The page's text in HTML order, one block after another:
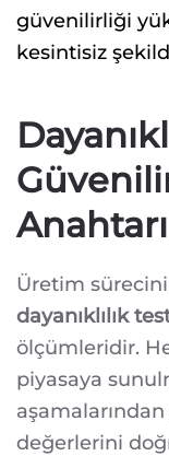
güvenilirliği
kesintisiz
Anahtarı
Üretim
dayanıklılık
ölçümleridir.
piyasaya
değerlerini